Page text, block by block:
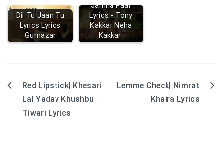
Dil Tu Jaan Tu
Lyrics Lyrics
Gurnazar
Jamna Paar
Lyrics - Tony
Kakkar Neha
Kakkar
Post
navigation
Red Lipstick| Khesari
Lal Yadav Khushbu
Tiwari Lyrics
Lemme Check| Nimrat
Khaira Lyrics